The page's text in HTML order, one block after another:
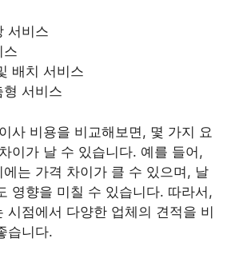
서비스
스
배치 서비스
형 서비스
사 비용을 비교해보면, 몇 가지 요
이가 날 수 있습니다. 예를 들어,
에는 가격 차이가 클 수 있으며, 날
영향을 미칠 수 있습니다. 따라서,
시점에서 다양한 업체의 견적을 비
습니다.